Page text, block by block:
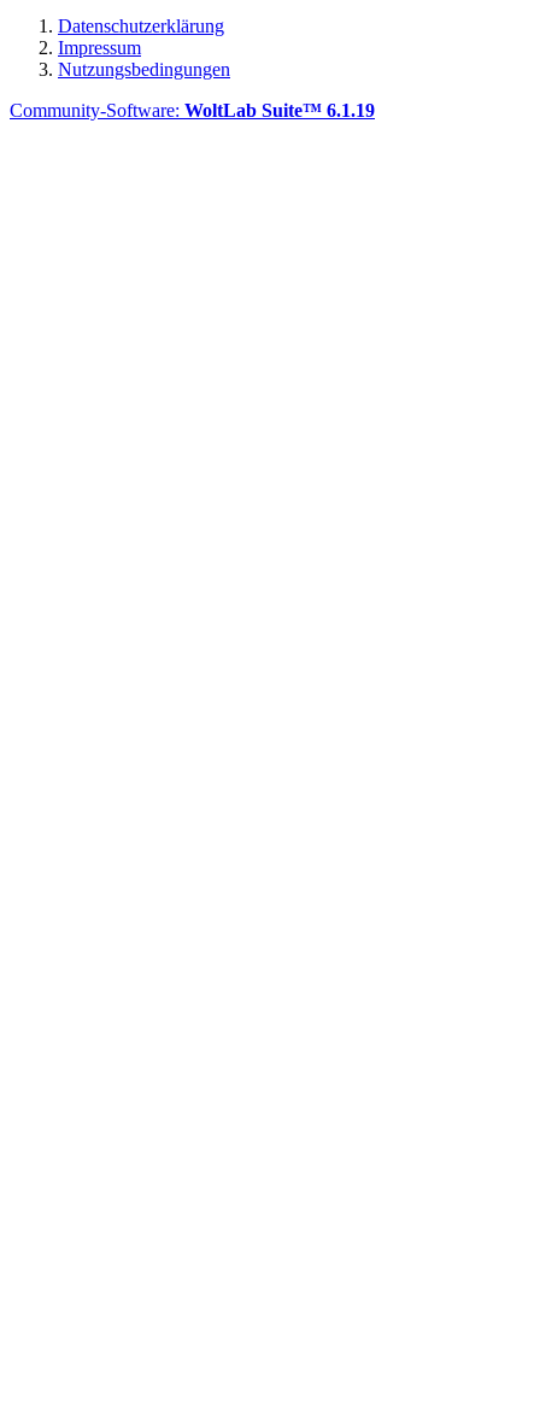
Datenschutzerklärung
Impressum
Nutzungsbedingungen
Community-Software: WoltLab Suite™ 6.1.19